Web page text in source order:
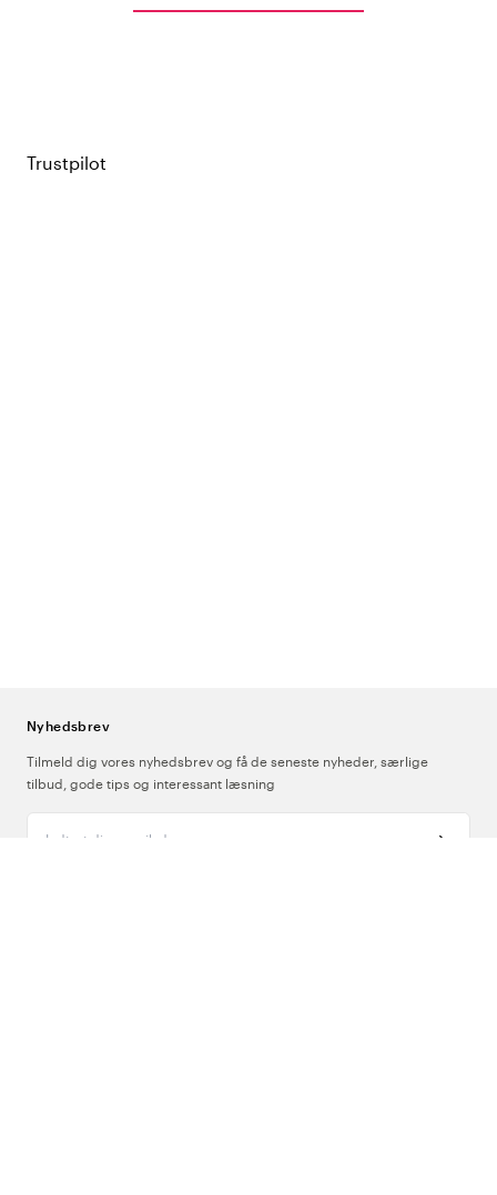
Trustpilot
Nyhedsbrev
Tilmeld dig vores nyhedsbrev og få de seneste nyheder, særlige
tilbud, gode tips og interessant læsning